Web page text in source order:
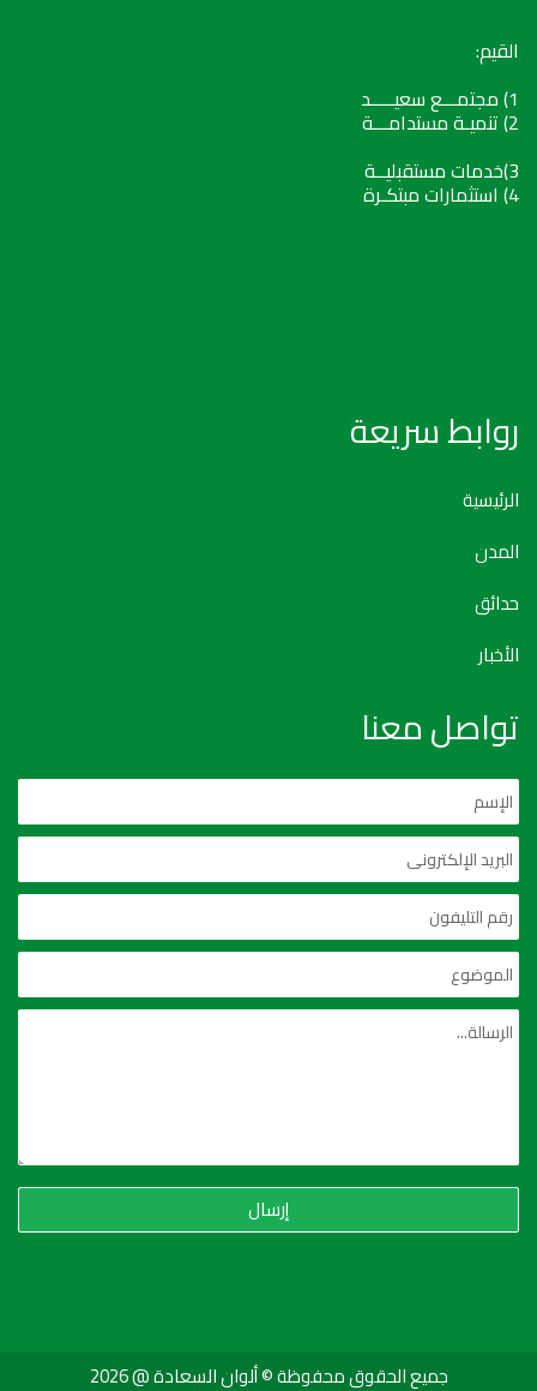
القيم:
1) مجتمـــع سعيـــــد
2) تنميـة مستدامـــة
3)خدمات مستقبليــة
4) استثمارات مبتكـرة
روابط سريعة
الرئيسية
المدن
حدائق
الأخبار
تواصل معنا
إرسال
جميع الحقوق محفوظة © ألوان السعادة @ 2026